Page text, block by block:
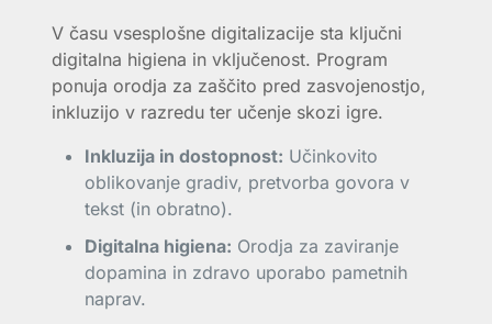
V času vsesplošne digitalizacije sta ključni
digitalna higiena in vključenost. Program
ponuja orodja za zaščito pred zasvojenostjo,
inkluzijo v razredu ter učenje skozi igre.
Inkluzija in dostopnost: Učinkovito
oblikovanje gradiv, pretvorba govora v
tekst (in obratno).
Digitalna higiena: Orodja za zaviranje
dopamina in zdravo uporabo pametnih
naprav.